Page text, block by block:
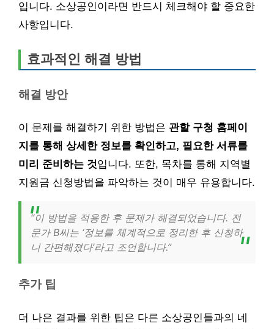
입니다. 소상공인이라면 반드시 체크해야 할 중요한
사항입니다.
효과적인 해결 방법
해결 방안
이 문제를 해결하기 위한 방법은 관할 구청 홈페이
지를 통해 상세한 정보를 확인하고, 필요한 서류를
미리 준비하는 것입니다. 또한, 목차를 통해 지역별
지원금 신청방법을 파악하는 것이 매우 유용합니다.
“이 방법을 적용한 후 문제가 해결되었습니다. 전
문가 B씨는 ‘정보를 체계적으로 정리한 후 신청하
니 간편해졌다’라고 조언합니다.”
추가 팁
더 나은 결과를 위한 팁은 다른 소상공인들과의 네